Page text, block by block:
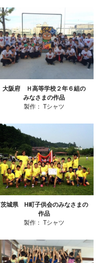
大阪府 Ｈ高等学校２年６組の
みなさまの作品
製作： Tシャツ
茨城県 H町子供会のみなさまの
作品
製作： Tシャツ